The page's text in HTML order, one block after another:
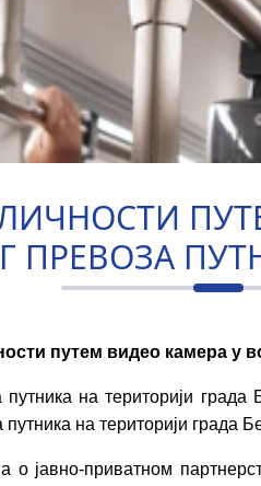
ПРЕВОЗА
путем видео камера у
путника на територији
на територији града
јавно-приватном